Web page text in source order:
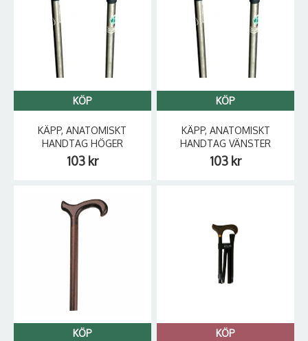
KÖP
KÄPP, ANATOMISKT
HANDTAG HÖGER
103 kr
KÖP
KÄPP, ANATOMISKT
HANDTAG VÄNSTER
103 kr
KÖP KÖP